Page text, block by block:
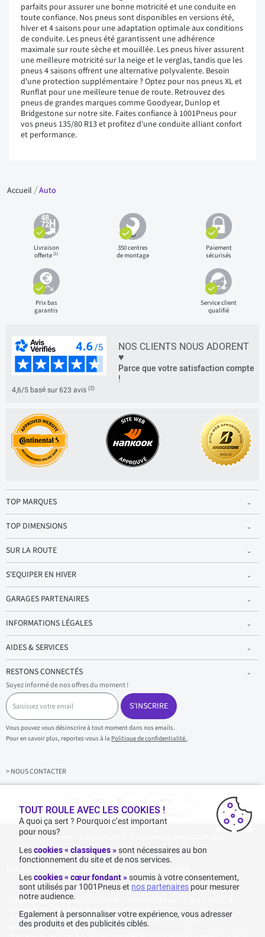
parfaits pour assurer une bonne motricité et une conduite en
toute confiance. Nos pneus sont disponibles en versions été,
hiver et 4 saisons pour une adaptation optimale aux conditions
de conduite. Les pneus été garantissent une adhérence
maximale sur route sèche et mouillée. Les pneus hiver assurent
une meilleure motricité sur la neige et le verglas, tandis que les
pneus 4 saisons offrent une alternative polyvalente. Besoin
d'une protection supplémentaire ? Optez pour nos pneus XL et
Runflat pour une meilleure tenue de route. Retrouvez des
pneus de grandes marques comme Goodyear, Dunlop et
Bridgestone sur notre site. Faites confiance à 1001Pneus pour
vos pneus 135/80 R13 et profitez d'une conduite alliant confort
et performance.
Accueil Auto
Livraison
offerte(1)
350 centres
de montage
Paiement
sécurisés
Prix bas
garantis
Service client
qualifié
NOS CLIENTS NOUS ADORENT
♥
Parce que votre satisfaction compte
!
4,6/5 basé sur 623 avis (3)
TOP MARQUES
TOP DIMENSIONS
SUR LA ROUTE
S'EQUIPER EN HIVER
GARAGES PARTENAIRES
INFORMATIONS LÉGALES
AIDES & SERVICES
RESTONS CONNECTÉS
Soyez informé de nos offres du moment !
S
a
i
s
i
s
z
v
S'INSCRIRE
Vous pouvez vous désinscrire à tout moment dans nos emails.
Pour en savoir plus, reportez-vous à la Politique de confidentialité..
> NOUS CONTACTER
Achats & paiements 100% sécurisés
1001pneus - Copyright 2026 - Tous droits réservés 1001Pneus
Livraison gratuite : pour tout achat d'un montant supérieur ou égal à 70€ TTC (en-
dessous de 70€ TTC, les frais de livraison sont de 7,90€ TTC).
Tarif catalogue manufacturier en vigueur non remisé. Ne reflète pas le tarif
généralement constaté sur le site.
TOUT ROULE AVEC LES COOKIES !
A quoi ça sert ? Pourquoi c’est important
pour nous?
Lescookies « classiques »sont nécessaires au bon
fonctionnement du site et de nos services.
Lescookies « cœur fondant » soumis à votre consentement,
sont utilisés par 1001Pneus et nos partenaires pour mesurer
notre audience.
Egalement à personnaliser votre expérience, vous adresser
des produits et des publicités ciblés.